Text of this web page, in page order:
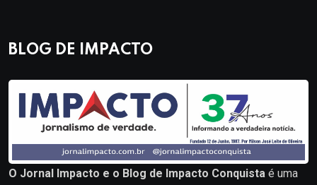
BLOG DE IMPACTO
O Jornal Impacto e o Blog de Impacto Conquista é uma